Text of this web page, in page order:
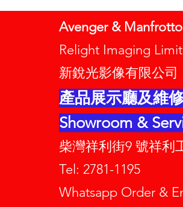
Avenger &
Relight Imaging
新銳光影像有限公司
產品展示廳及維
Showroom &
柴灣祥利街9 號祥利
Tel: 2781-1195
Whatsapp Order &